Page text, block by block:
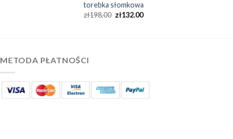
torebka słomkowa
zł198.00 zł132.00
METODA PŁATNOŚCI